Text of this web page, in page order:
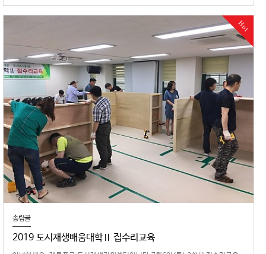
Hot
송림골
2019 도시재생배움대학Ⅱ 집수리교육